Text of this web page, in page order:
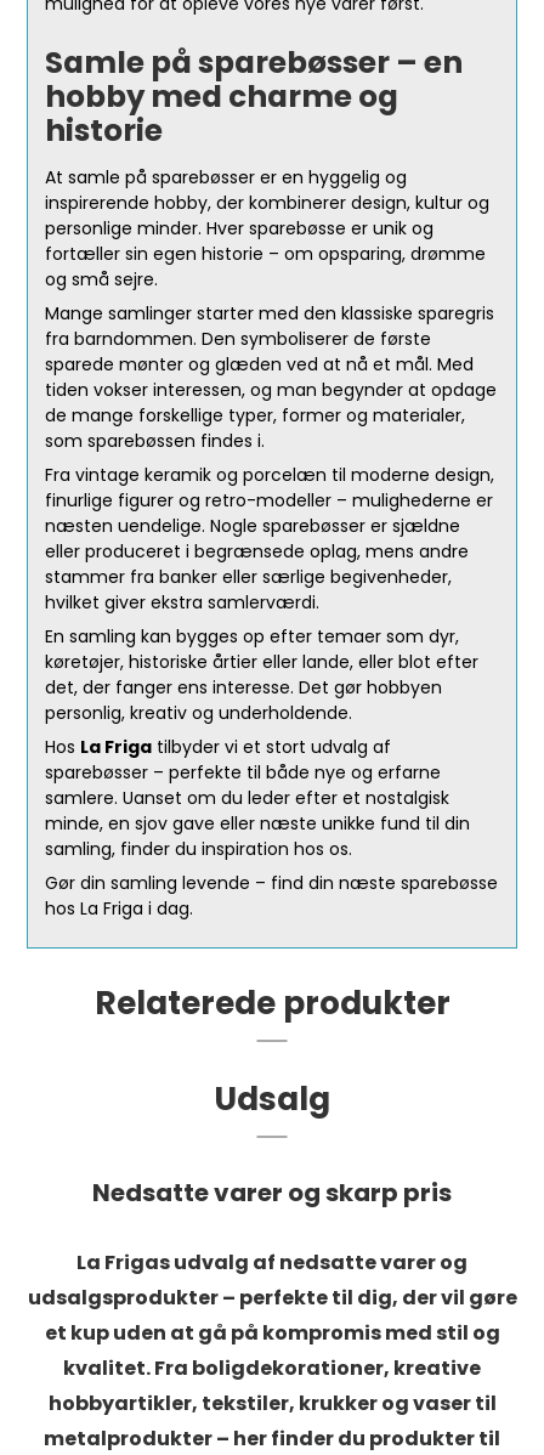
Samle på sparebøsser – en
hobby med charme og
historie
At samle på sparebøsser er en hyggelig og
inspirerende hobby, der kombinerer design, kultur og
personlige minder. Hver sparebøsse er unik og
fortæller sin egen historie – om opsparing, drømme
og små sejre.
Mange samlinger starter med den klassiske sparegris
fra barndommen. Den symboliserer de første
sparede mønter og glæden ved at nå et mål. Med
tiden vokser interessen, og man begynder at opdage
de mange forskellige typer, former og materialer,
som sparebøssen findes i.
Fra vintage keramik og porcelæn til moderne design,
finurlige figurer og retro-modeller – mulighederne er
næsten uendelige. Nogle sparebøsser er sjældne
eller produceret i begrænsede oplag, mens andre
stammer fra banker eller særlige begivenheder,
hvilket giver ekstra samlerværdi.
En samling kan bygges op efter temaer som dyr,
køretøjer, historiske årtier eller lande, eller blot efter
det, der fanger ens interesse. Det gør hobbyen
personlig, kreativ og underholdende.
Hos La Friga tilbyder vi et stort udvalg af
sparebøsser – perfekte til både nye og erfarne
samlere. Uanset om du leder efter et nostalgisk
minde, en sjov gave eller næste unikke fund til din
samling, finder du inspiration hos os.
Gør din samling levende – find din næste sparebøsse
hos La Friga i dag.
Relaterede produkter
Udsalg
Nedsatte varer og skarp pris
La Frigas udvalg af nedsatte varer og
udsalgsprodukter – perfekte til dig, der vil gøre
et kup uden at gå på kompromis med stil og
kvalitet. Fra boligdekorationer, kreative
hobbyartikler, tekstiler, krukker og vaser til
metalprodukter – her finder du produkter til